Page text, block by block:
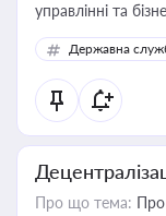
управлінні та
Державна
Про що тема: Про